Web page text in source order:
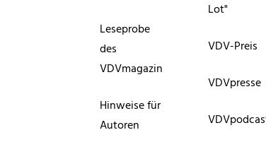
Leseprobe
des
VDVmagazin
Hinweise für
Autoren
Lot"
VDV-Preis
VDVpresse